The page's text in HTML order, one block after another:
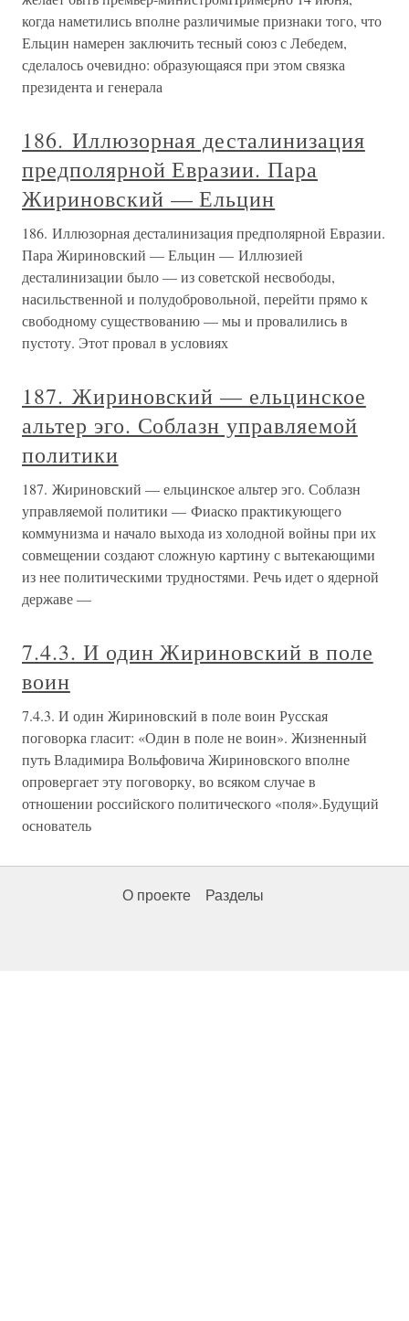
когда наметились вполне различимые признаки того, что
Ельцин намерен заключить тесный союз с Лебедем,
сделалось очевидно: образующаяся при этом связка
президента и генерала
186. Иллюзорная десталинизация
предполярной Евразии. Пара
Жириновский — Ельцин
186. Иллюзорная десталинизация предполярной Евразии.
Пара Жириновский — Ельцин — Иллюзией
десталинизации было — из советской несвободы,
насильственной и полудобровольной, перейти прямо к
свободному существованию — мы и провалились в
пустоту. Этот провал в условиях
187. Жириновский — ельцинское
альтер эго. Соблазн управляемой
политики
187. Жириновский — ельцинское альтер эго. Соблазн
управляемой политики — Фиаско практикующего
коммунизма и начало выхода из холодной войны при их
совмещении создают сложную картину с вытекающими
из нее политическими трудностями. Речь идет о ядерной
державе —
7.4.3. И один Жириновский в поле
воин
7.4.3. И один Жириновский в поле воин Русская
поговорка гласит: «Один в поле не воин». Жизненный
путь Владимира Вольфовича Жириновского вполне
опровергает эту поговорку, во всяком случае в
отношении российского политического «поля».Будущий
основатель
О проекте Разделы